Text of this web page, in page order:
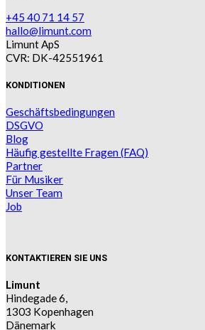
+45 40 71 14 57
hallo@limunt.com
Limunt ApS
CVR: DK-42551961
KONDITIONEN
Geschäftsbedingungen
DSGVO
Blog
Häufig gestellte Fragen (FAQ)
Partner
Für Musiker
Unser Team
Job
KONTAKTIEREN SIE UNS
Limunt
Hindegade 6,
1303 Kopenhagen
Dänemark